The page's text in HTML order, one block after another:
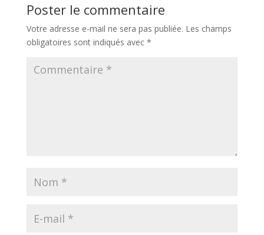
Poster le commentaire
Votre adresse e-mail ne sera pas publiée. Les champs
obligatoires sont indiqués avec *